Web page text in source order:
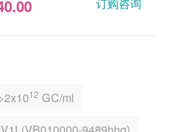
订购咨询
>2x1012 GC/ml